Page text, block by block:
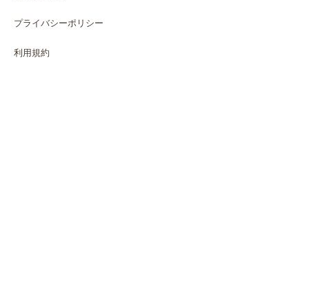
プライバシーポリシー
利用規約